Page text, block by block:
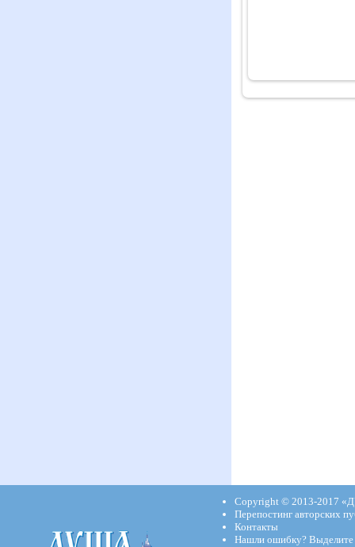
Copyright © 2013-2017
Перепостинг авторских
Контакты
Нашли ошибку?